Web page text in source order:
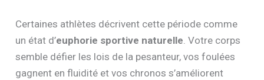
Certaines athlètes décrivent cette période comme
un état d’euphorie sportive naturelle. Votre corps
semble défier les lois de la pesanteur, vos foulées
gagnent en fluidité et vos chronos s’améliorent